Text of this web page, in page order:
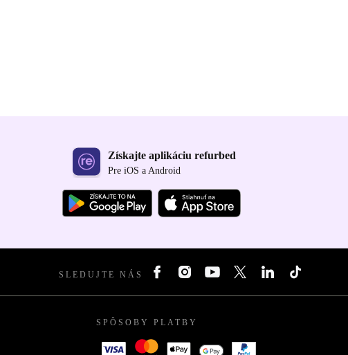
Získajte aplikáciu refurbed
Pre iOS a Android
SLEDUJTE NÁS
SPÔSOBY PLATBY